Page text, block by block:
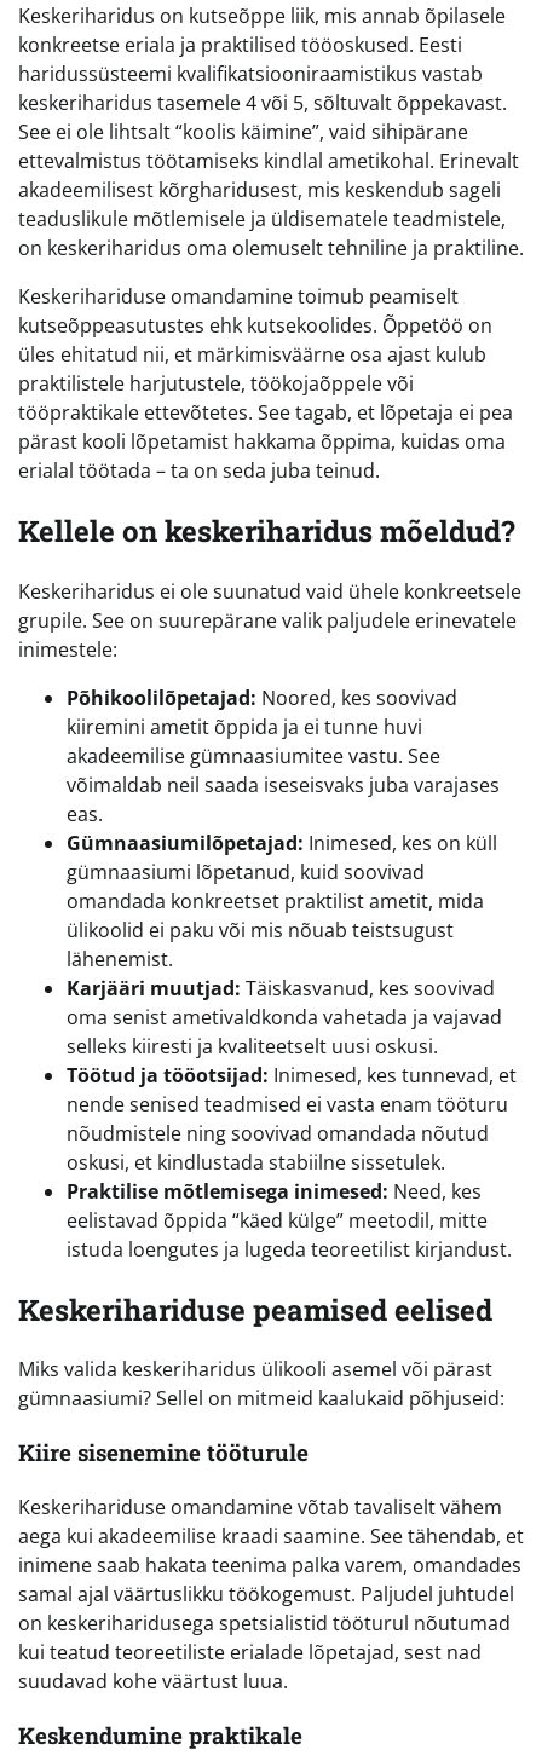
Keskeriharidus on kutseõppe liik, mis annab õpilasele
konkreetse eriala ja praktilised tööoskused. Eesti
haridussüsteemi kvalifikatsiooniraamistikus vastab
keskeriharidus tasemele 4 või 5, sõltuvalt õppekavast.
See ei ole lihtsalt “koolis käimine”, vaid sihipärane
ettevalmistus töötamiseks kindlal ametikohal. Erinevalt
akadeemilisest kõrgharidusest, mis keskendub sageli
teaduslikule mõtlemisele ja üldisematele teadmistele,
on keskeriharidus oma olemuselt tehniline ja praktiline.
Keskerihariduse omandamine toimub peamiselt
kutseõppeasutustes ehk kutsekoolides. Õppetöö on
üles ehitatud nii, et märkimisväärne osa ajast kulub
praktilistele harjutustele, töökojaõppele või
tööpraktikale ettevõtetes. See tagab, et lõpetaja ei pea
pärast kooli lõpetamist hakkama õppima, kuidas oma
erialal töötada – ta on seda juba teinud.
Kellele on keskeriharidus mõeldud?
Keskeriharidus ei ole suunatud vaid ühele konkreetsele
grupile. See on suurepärane valik paljudele erinevatele
inimestele:
Põhikoolilõpetajad: Noored, kes soovivad
kiiremini ametit õppida ja ei tunne huvi
akadeemilise gümnaasiumitee vastu. See
võimaldab neil saada iseseisvaks juba varajases
eas.
Gümnaasiumilõpetajad: Inimesed, kes on küll
gümnaasiumi lõpetanud, kuid soovivad
omandada konkreetset praktilist ametit, mida
ülikoolid ei paku või mis nõuab teistsugust
lähenemist.
Karjääri muutjad: Täiskasvanud, kes soovivad
oma senist ametivaldkonda vahetada ja vajavad
selleks kiiresti ja kvaliteetselt uusi oskusi.
Töötud ja tööotsijad: Inimesed, kes tunnevad, et
nende senised teadmised ei vasta enam tööturu
nõudmistele ning soovivad omandada nõutud
oskusi, et kindlustada stabiilne sissetulek.
Praktilise mõtlemisega inimesed: Need, kes
eelistavad õppida “käed külge” meetodil, mitte
istuda loengutes ja lugeda teoreetilist kirjandust.
Keskerihariduse peamised eelised
Miks valida keskeriharidus ülikooli asemel või pärast
gümnaasiumi? Sellel on mitmeid kaalukaid põhjuseid:
Kiire sisenemine tööturule
Keskerihariduse omandamine võtab tavaliselt vähem
aega kui akadeemilise kraadi saamine. See tähendab, et
inimene saab hakata teenima palka varem, omandades
samal ajal väärtuslikku töökogemust. Paljudel juhtudel
on keskeriharidusega spetsialistid tööturul nõutumad
kui teatud teoreetiliste erialade lõpetajad, sest nad
suudavad kohe väärtust luua.
Keskendumine praktikale